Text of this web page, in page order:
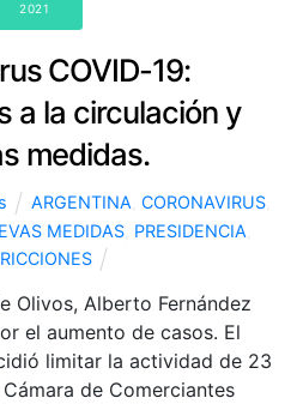
2021
COVID-19:
a la circulación y
medidas.
ARGENTINA ,CORONAVIRUS
MEDIDAS, PRESIDENCIA
Olivos, Alberto Fernández
el aumento de casos. El
limitar la actividad de 23
de Comerciantes